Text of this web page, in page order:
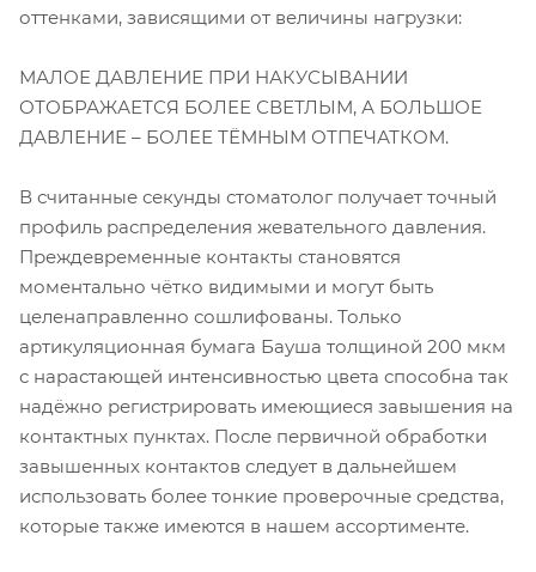
оттенками, зависящими от величины нагрузки:
МАЛОЕ ДАВЛЕНИЕ ПРИ НАКУСЫВАНИИ
ОТОБРАЖАЕТСЯ БОЛЕЕ СВЕТЛЫМ, А БОЛЬШОЕ
ДАВЛЕНИЕ – БОЛЕЕ ТЁМНЫМ ОТПЕЧАТКОМ.
В считанные секунды стоматолог получает точный
профиль распределения жевательного давления.
Преждевременные контакты становятся
моментально чётко видимыми и могут быть
целенаправленно сошлифованы. Только
артикуляционная бумага Бауша толщиной 200 мкм
с нарастающей интенсивностью цвета способна так
надёжно регистрировать имеющиеся завышения на
контактных пунктах. После первичной обработки
завышенных контактов следует в дальнейшем
использовать более тонкие проверочные средства,
которые также имеются в нашем ассортименте.